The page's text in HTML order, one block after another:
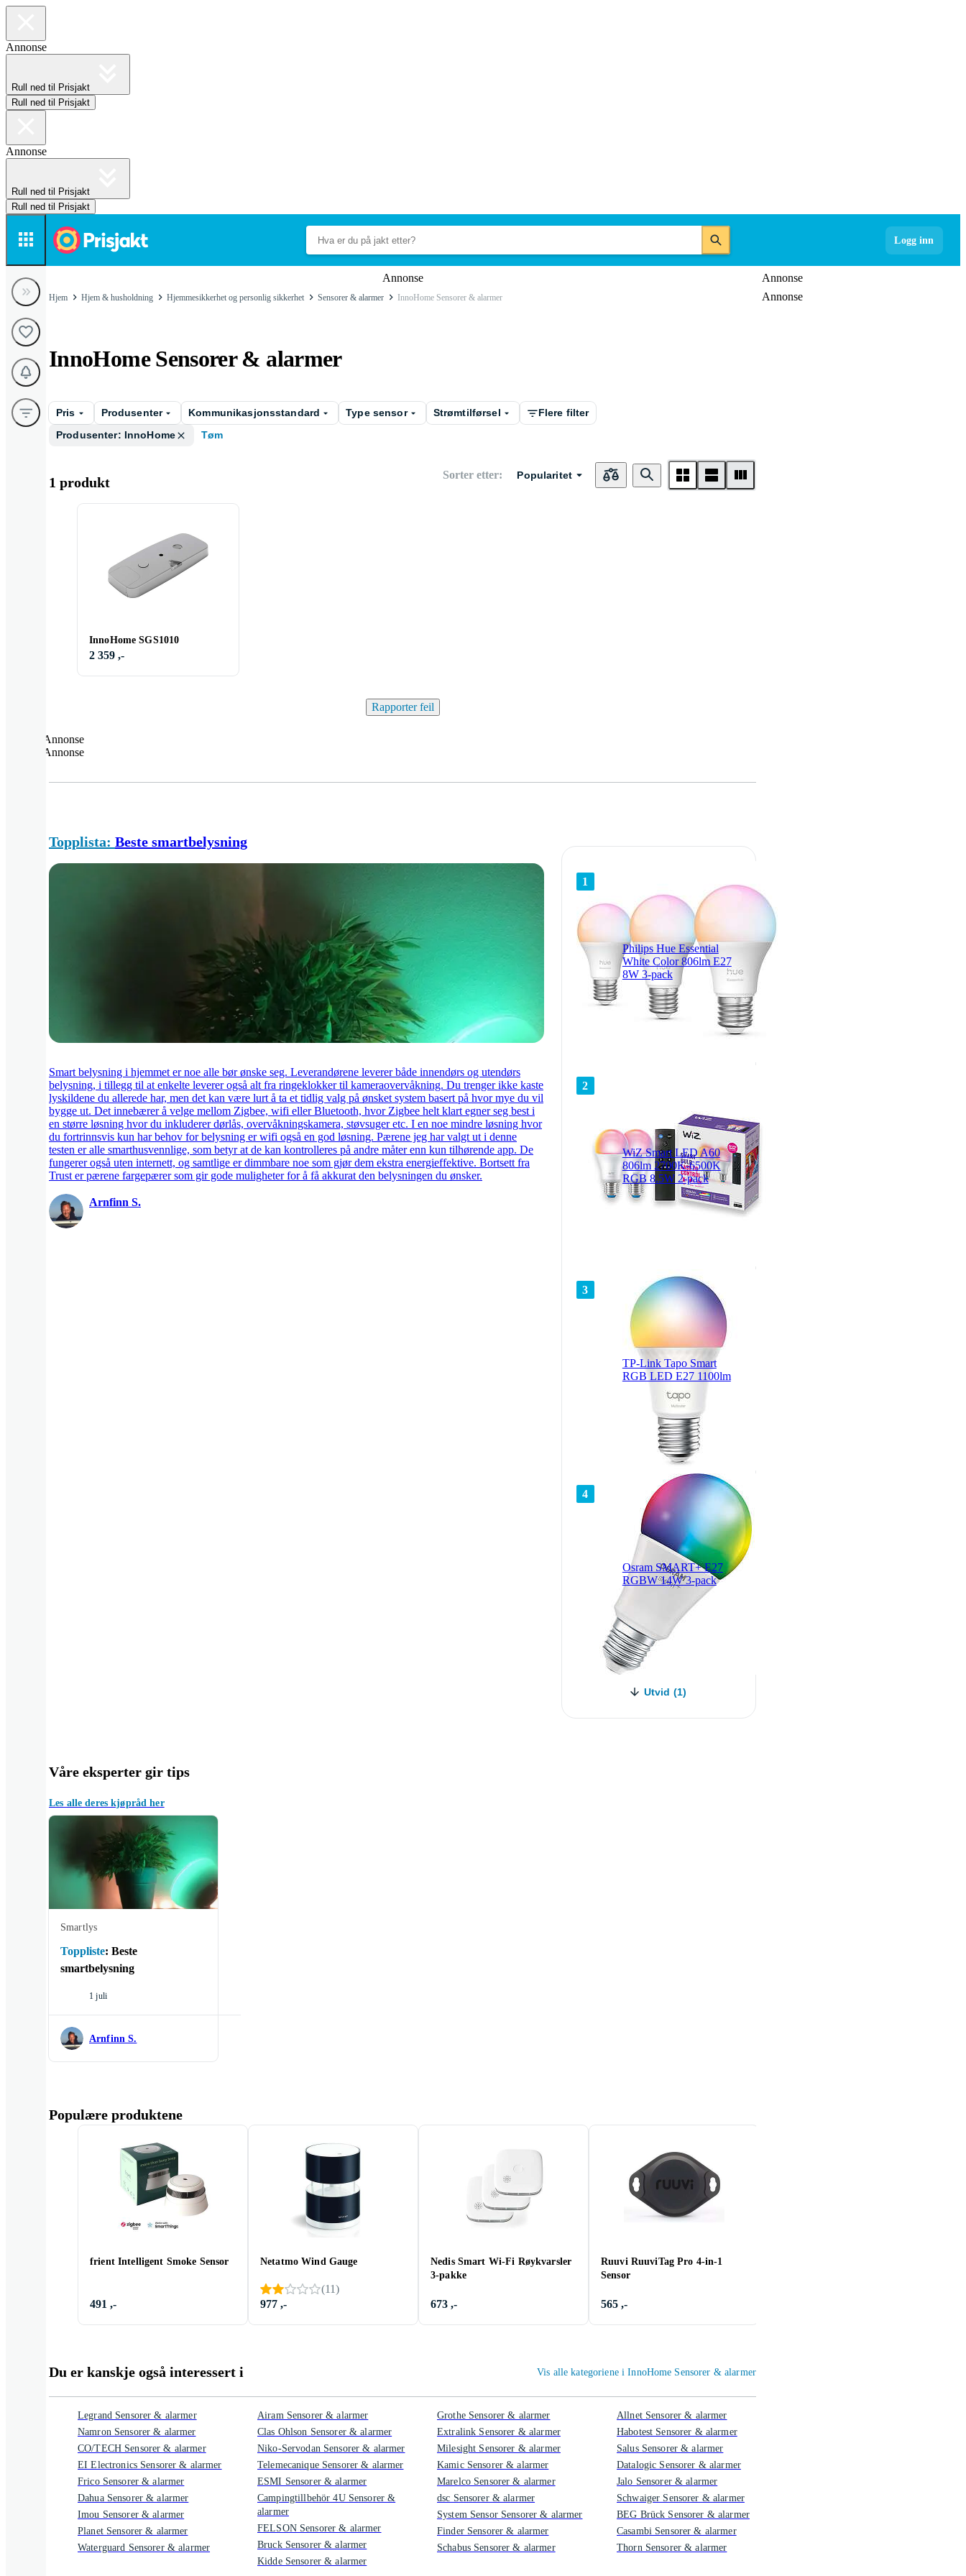
Annonse
Rull ned til Prisjakt
Rull ned til Prisjakt
Annonse
Rull ned til Prisjakt
Rull ned til Prisjakt
Logg inn
Annonse
Annonse
Annonse
Hjem Hjem & husholdning Hjemmesikkerhet og personlig sikkerhet Sensorer & alarmer InnoHome Sensorer & alarmer
InnoHome Sensorer & alarmer
Pris Produsenter Kommunikasjonsstandard Type sensor Strømtilførsel
Flere filter
Produsenter: InnoHome
Tøm
1 produkt Sorter etter: Popularitet
InnoHome SGS1010
2 359 ,-
Rapporter feil
Annonse
Annonse
Topplista: Beste smartbelysning
Smart belysning i hjemmet er noe alle bør ønske seg. Leverandørene leverer både innendørs og utendørs
belysning, i tillegg til at enkelte leverer også alt fra ringeklokker til kameraovervåkning. Du trenger ikke kaste
lyskildene du allerede har, men det kan være lurt å ta et tidlig valg på ønsket system basert på hvor mye du vil
bygge ut. Det innebærer å velge mellom Zigbee, wifi eller Bluetooth, hvor Zigbee helt klart egner seg best i
en større løsning hvor du inkluderer dørlås, overvåkningskamera, støvsuger etc. I en noe mindre løsning hvor
du fortrinnsvis kun har behov for belysning er wifi også en god løsning. Pærene jeg har valgt ut i denne
testen er alle smarthusvennlige, som betyr at de kan kontrolleres på andre måter enn kun tilhørende app. De
fungerer også uten internett, og samtlige er dimmbare noe som gjør dem ekstra energieffektive. Bortsett fra
Trust er pærene fargepærer som gir gode muligheter for å få akkurat den belysningen du ønsker.
Arnfinn S.
1
Philips Hue Essential
White Color 806lm E27
8W 3-pack
2
WiZ Smart LED A60
806lm 2700K-6500K
RGB 8.5W 2-pack
3
TP-Link Tapo Smart
RGB LED E27 1100lm
4
Osram SMART+ E27
RGBW 14W 3-pack
Utvid (1)
Våre eksperter gir tips
Les alle deres kjøpråd her
Smartlys
Toppliste: Beste
smartbelysning
1 juli
Arnfinn S.
Populære produktene
frient Intelligent Smoke Sensor
491 ,-
Netatmo Wind Gauge
(11)
977 ,-
Nedis Smart Wi-Fi Røykvarsler
3-pakke
673 ,-
Ruuvi RuuviTag Pro 4-in-1
Sensor
565 ,-
Du er kanskje også interessert i Vis alle kategoriene i InnoHome Sensorer & alarmer
Legrand Sensorer & alarmer
Namron Sensorer & alarmer
CO/TECH Sensorer & alarmer
EI Electronics Sensorer & alarmer
Frico Sensorer & alarmer
Dahua Sensorer & alarmer
Imou Sensorer & alarmer
Planet Sensorer & alarmer
Waterguard Sensorer & alarmer
Airam Sensorer & alarmer
Clas Ohlson Sensorer & alarmer
Niko-Servodan Sensorer & alarmer
Telemecanique Sensorer & alarmer
ESMI Sensorer & alarmer
Campingtillbehör 4U Sensorer &
alarmer
FELSON Sensorer & alarmer
Bruck Sensorer & alarmer
Kidde Sensorer & alarmer
Grothe Sensorer & alarmer
Extralink Sensorer & alarmer
Milesight Sensorer & alarmer
Kamic Sensorer & alarmer
Marelco Sensorer & alarmer
dsc Sensorer & alarmer
System Sensor Sensorer & alarmer
Finder Sensorer & alarmer
Schabus Sensorer & alarmer
Allnet Sensorer & alarmer
Habotest Sensorer & alarmer
Salus Sensorer & alarmer
Datalogic Sensorer & alarmer
Jalo Sensorer & alarmer
Schwaiger Sensorer & alarmer
BEG Brück Sensorer & alarmer
Casambi Sensorer & alarmer
Thorn Sensorer & alarmer